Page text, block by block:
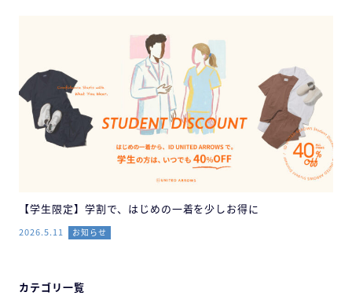
【学生限定】学割で、はじめの一着を少しお得に
2026.5.11 お知らせ
カテゴリ一覧